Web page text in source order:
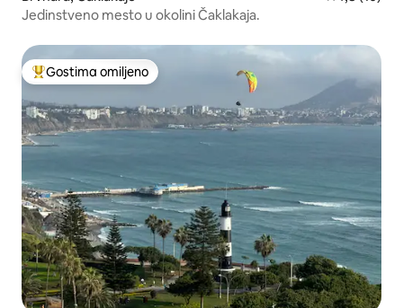
Jedinstveno mesto u okolini Čaklakaja.
Najuspešniji među gostima omiljenim
Gostima omiljeno